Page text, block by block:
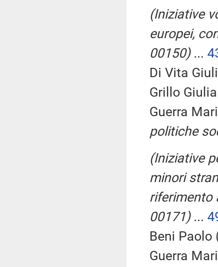
(Iniziative
europei,
00150)...
Di Vita
Grillo
Guerra
politiche
(Iniziative
minori
riferimento
00171)...
Beni Paolo
Guerra